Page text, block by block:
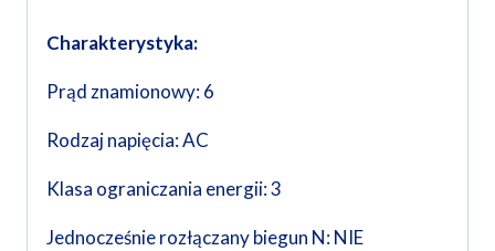
Charakterystyka:
Prąd znamionowy: 6
Rodzaj napięcia: AC
Klasa ograniczania energii: 3
Jednocześnie rozłączany biegun N: NIE